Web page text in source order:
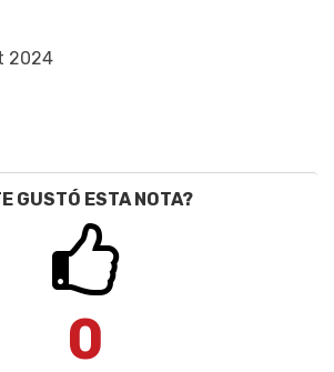
2024
GUSTÓ ESTA NOTA?
0